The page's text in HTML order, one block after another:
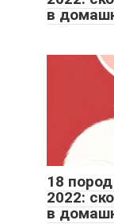
в
18
2022:
в